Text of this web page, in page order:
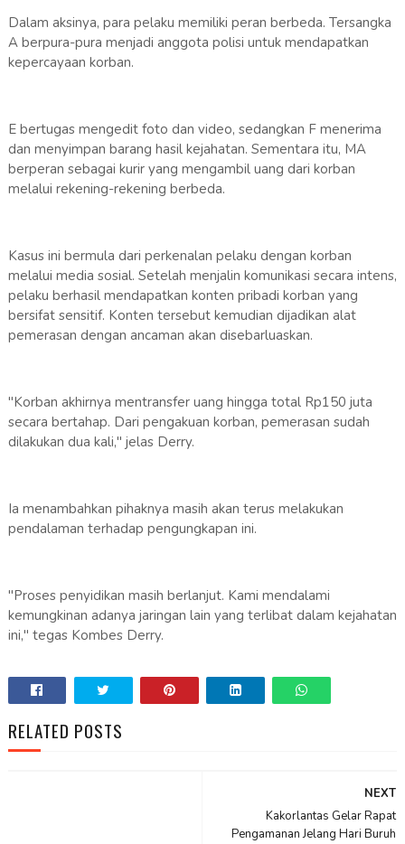
Dalam aksinya, para pelaku memiliki peran berbeda. Tersangka
A berpura-pura menjadi anggota polisi untuk mendapatkan
kepercayaan korban.
E bertugas mengedit foto dan video, sedangkan F menerima
dan menyimpan barang hasil kejahatan. Sementara itu, MA
berperan sebagai kurir yang mengambil uang dari korban
melalui rekening-rekening berbeda.
Kasus ini bermula dari perkenalan pelaku dengan korban
melalui media sosial. Setelah menjalin komunikasi secara intens,
pelaku berhasil mendapatkan konten pribadi korban yang
bersifat sensitif. Konten tersebut kemudian dijadikan alat
pemerasan dengan ancaman akan disebarluaskan.
"Korban akhirnya mentransfer uang hingga total Rp150 juta
secara bertahap. Dari pengakuan korban, pemerasan sudah
dilakukan dua kali," jelas Derry.
Ia menambahkan pihaknya masih akan terus melakukan
pendalaman terhadap pengungkapan ini.
"Proses penyidikan masih berlanjut. Kami mendalami
kemungkinan adanya jaringan lain yang terlibat dalam kejahatan
ini," tegas Kombes Derry.
RELATED POSTS
NEXT
Kakorlantas Gelar Rapat
Pengamanan Jelang Hari Buruh